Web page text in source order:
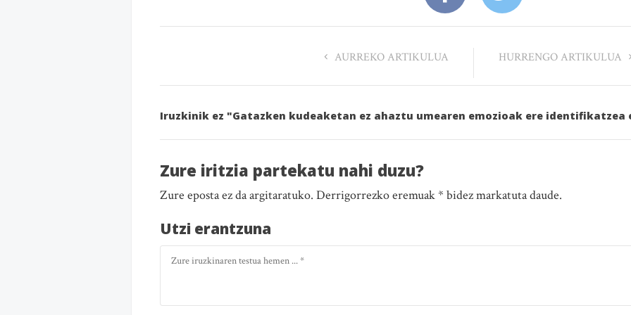
AURREKO ARTIKULUA HURRENGO ARTIKULUA
Iruzkinik ez "Gatazken kudeaketan ez ahaztu umearen emozioak ere identifikatzea
Zure iritzia partekatu nahi duzu?
Zure eposta ez da argitaratuko. Derrigorrezko eremuak * bidez markatuta daude.
Utzi erantzuna